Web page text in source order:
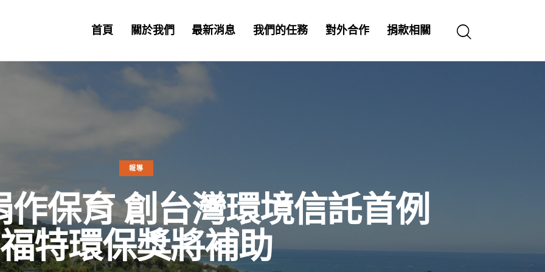
首頁 關於我們 最新消息 我們的任務 對外合作 捐款相關
報導
保育 創台灣環境信託首例
福特環保獎將補助